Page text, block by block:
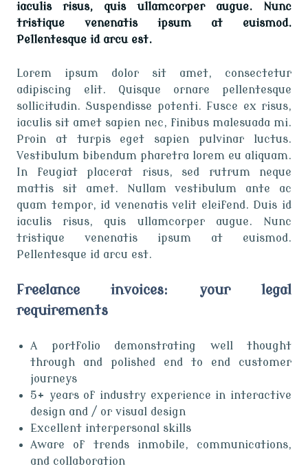
iaculis risus, quis ullamcorper augue. Nunc
tristique venenatis ipsum at euismod.
Pellentesque id arcu est.
Lorem ipsum dolor sit amet, consectetur
adipiscing elit. Quisque ornare pellentesque
sollicitudin. Suspendisse potenti. Fusce ex risus,
iaculis sit amet sapien nec, finibus malesuada mi.
Proin at turpis eget sapien pulvinar luctus.
Vestibulum bibendum pharetra lorem eu aliquam.
In feugiat placerat risus, sed rutrum neque
mattis sit amet. Nullam vestibulum ante ac
quam tempor, id venenatis velit eleifend. Duis id
iaculis risus, quis ullamcorper augue. Nunc
tristique venenatis ipsum at euismod.
Pellentesque id arcu est.
Freelance invoices: your legal
requirements
A portfolio demonstrating well thought
through and polished end to end customer
journeys
5+ years of industry experience in interactive
design and / or visual design
Excellent interpersonal skills
Aware of trends inmobile, communications,
and collaboration